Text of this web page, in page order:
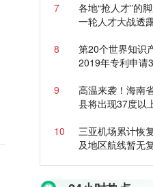
7
各地“抢人才”的
一轮人才大战透
8
第20个世界知识
2019年专利申请
9
高温来袭！海南
县将出现37度以
10
三亚机场累计恢
及地区航线暂无